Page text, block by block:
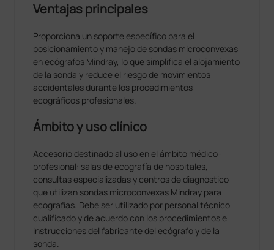
Ventajas principales
Proporciona un soporte específico para el
posicionamiento y manejo de sondas microconvexas
en ecógrafos Mindray, lo que simplifica el alojamiento
de la sonda y reduce el riesgo de movimientos
accidentales durante los procedimientos
ecográficos profesionales.
Ámbito y uso clínico
Accesorio destinado al uso en el ámbito médico-
profesional: salas de ecografía de hospitales,
consultas especializadas y centros de diagnóstico
que utilizan sondas microconvexas Mindray para
ecografías. Debe ser utilizado por personal técnico
cualificado y de acuerdo con los procedimientos e
instrucciones del fabricante del ecógrafo y de la
sonda.